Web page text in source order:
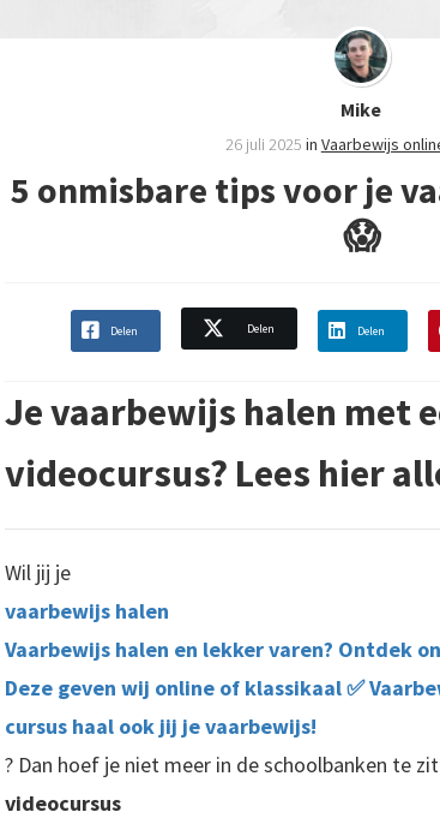
Mike
26 juli 2025 in Vaarbewijs
5 onmisbare tips voor je
😱
Delen Delen Delen
Je vaarbewijs halen met
videocursus? Lees hier
Wil jij je
vaarbewijs halen
Vaarbewijs halen en lekker varen? Ontdek
Deze geven wij online of klassikaal ✅
cursus haal ook jij je vaarbewijs!
? Dan hoef je niet meer in de schoolbanken te
videocursus